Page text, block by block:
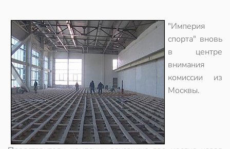
"Империя
спорта" вновь
в центре
внимания
комиссии из
Москвы.